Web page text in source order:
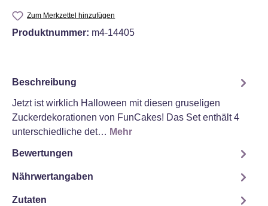
Zum Merkzettel hinzufügen
Produktnummer: m4-14405
Beschreibung
Jetzt ist wirklich Halloween mit diesen gruseligen
Zuckerdekorationen von FunCakes! Das Set enthält 4
unterschiedliche det… Mehr
Bewertungen
Nährwertangaben
Zutaten